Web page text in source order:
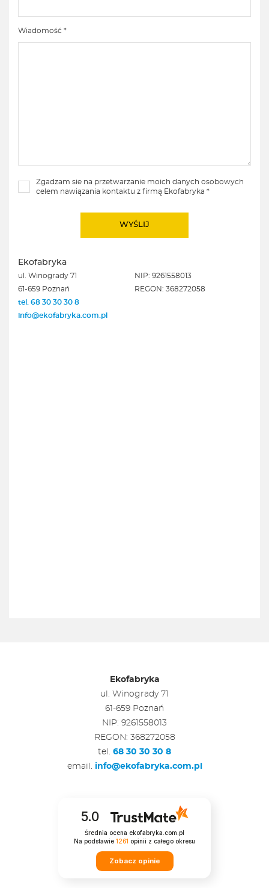
Wiadomość *
Zgadzam sie na przetwarzanie moich danych osobowych
celem nawiązania kontaktu z firmą Ekofabryka *
Ekofabryka
ul. Winogrady 71
61-659 Poznań
tel. 68 30 30 30 8
info@ekofabryka.com.pl
NIP: 9261558013
REGON: 368272058
Ekofabryka
ul. Winogrady 71
61-659 Poznań
NIP: 9261558013
REGON: 368272058
tel. 68 30 30 30 8
email. info@ekofabryka.com.pl
5.0
Średnia ocena ekofabryka.com.pl
Na podstawie 1261 opinii z całego okresu
Zobacz opinie